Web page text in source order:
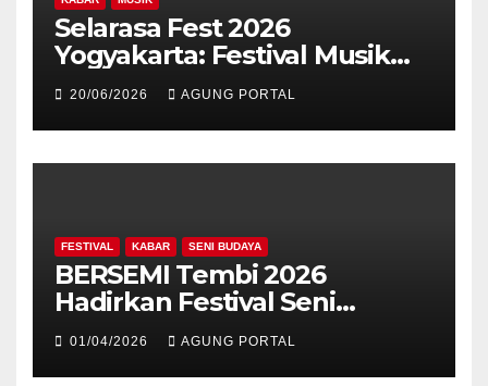
Selarasa Fest 2026
Yogyakarta: Festival Musik
Koplo, Budaya, dan Kuliner
Siap Guncang Rocket Arena
20/06/2026 AGUNG PORTAL
FESTIVAL KABAR SENI BUDAYA
BERSEMI Tembi 2026
Hadirkan Festival Seni
Berkelanjutan
01/04/2026 AGUNG PORTAL